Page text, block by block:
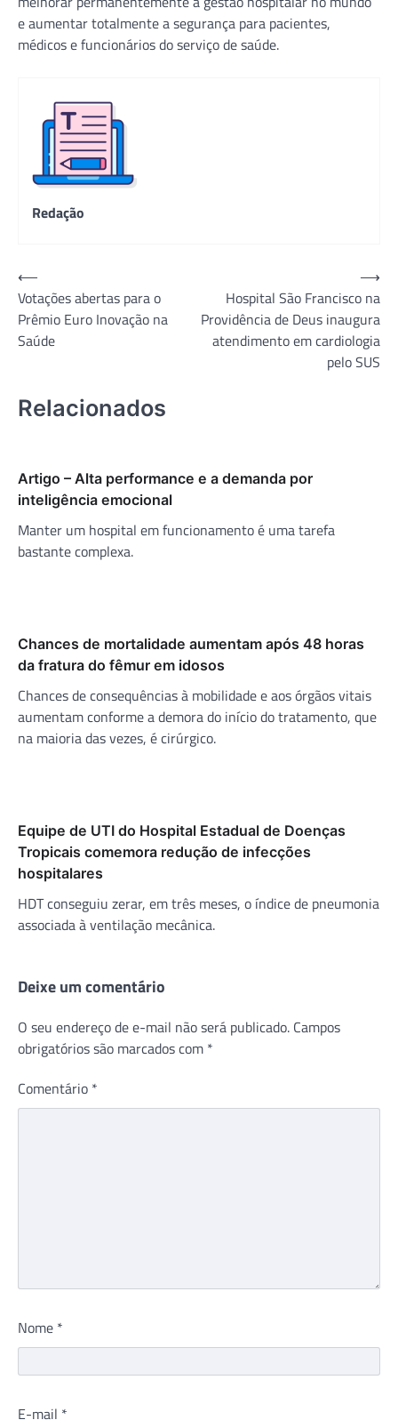
e aumentar totalmente a segurança para pacientes,
médicos e funcionários do serviço de saúde.
Redação
Navegação
de
Post
⟵
Votações abertas para o
Prêmio Euro Inovação na
Saúde
Hospital São Francisco na
Providência de Deus inaugura
atendimento em cardiologia
pelo SUS
⟶
Relacionados
Artigo – Alta performance e a demanda por
inteligência emocional
Manter um hospital em funcionamento é uma tarefa
bastante complexa.
Chances de mortalidade aumentam após 48 horas
da fratura do fêmur em idosos
Chances de consequências à mobilidade e aos órgãos vitais
aumentam conforme a demora do início do tratamento, que
na maioria das vezes, é cirúrgico.
Equipe de UTI do Hospital Estadual de Doenças
Tropicais comemora redução de infecções
hospitalares
HDT conseguiu zerar, em três meses, o índice de pneumonia
associada à ventilação mecânica.
Deixe um comentário
O seu endereço de e-mail não será publicado. Campos
obrigatórios são marcados com *
Comentário *
Nome *
E-mail *